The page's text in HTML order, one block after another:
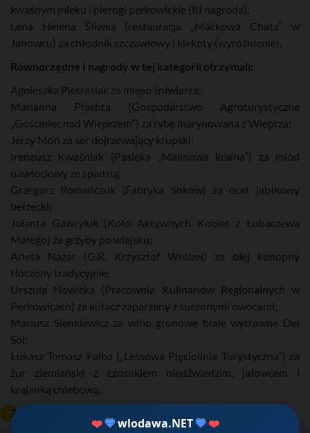
❤️ 💙wlodawa.NET💙❤️
kwaśnym mleku i pierogi perkowickie (III nagroda);
Lena Helena Śliwka (restauracja „Maćkowa Chata” w
Janowcu) za chłodnik szczawiowy i klekoty (wyróżnienie).
Równorzędne I nagrody w tej kategorii otrzymali:
Agnieszka Pietrasiak za mięso żniwiarza;
Marianna Płachta (Gospodarstwo Agroturystyczne
„Gościniec nad Wieprzem”) za rybę marynowana z Wieprza;
Jerzy Moń za ser dojrzewający krupski;
Ireneusz Kwaśniak (Pasieka „Malinowa kraina”) za miód
nawłociowy ze spadzią;
Grzegorz Romańczuk (Fabryka Soków) za ocet jabłkowy
bełżecki;
Jolanta Gawryluk (Koło Aktywnych Kobiet z Łobaczewa
Małego) za grzyby po wiejsku;
Arleta Nazar (G.R. Krzysztof Wróbel) za olej konopny
tłoczony tradycyjnie;
Urszula Nowicka (Pracownia Kulinariów Regionalnych w
Perkowicach) za kołacz zaparzany z suszonymi owocami;
Mariusz Sienkiewicz za wino gronowe białe wytrawne Del
Sol;
Łukasz Tomasz Falba („Lessowa Pięciolinia Turystyczna”) za
żur ziemiański z czosnkiem niedźwiedzim, jałowcem i
krajanką chlebową.
Zobacz również:.